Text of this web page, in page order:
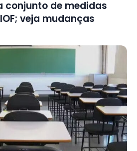
conjunto de medidas
veja mudanças